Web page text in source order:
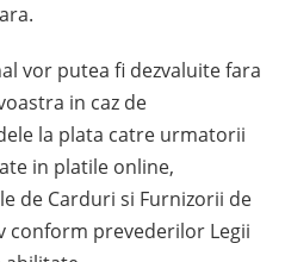
vor putea fi dezvaluite fara
in caz de
la plata catre urmatorii
in platile online,
de Carduri si Furnizorii de
conform prevederilor Legii